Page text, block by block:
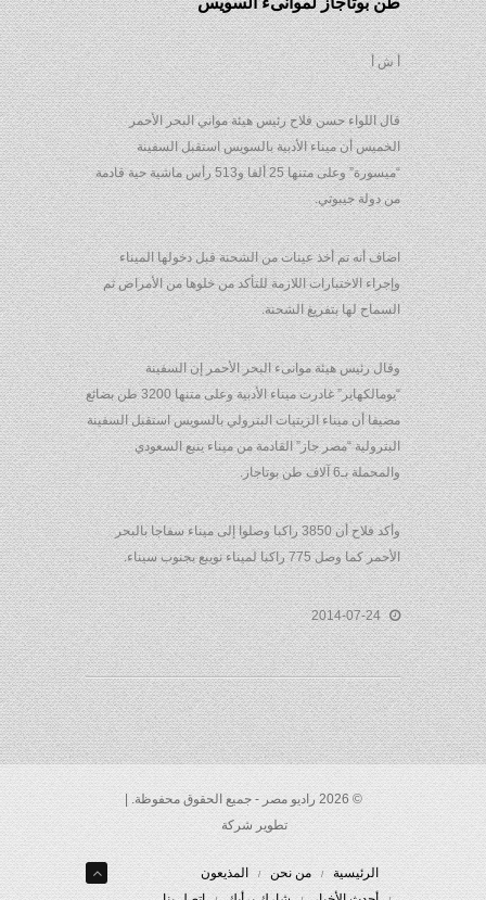
أ ش أ
قال اللواء حسن فلاح رئيس هيئة مواني البحر الأحمر
الخميس أن ميناء الأدبية بالسويس استقبل السفينة
“ميسورة” وعلى متنها 25 ألفا و513 رأس ماشية حية قادمة
من دولة جيبوتي.
اضاف أنه تم أخذ عينات من الشحنة قبل دخولها الميناء
وإجراء الاختبارات اللازمة للتأكد من خلوها من الأمراض ثم
السماح لها بتفريغ الشحنة.
وقال رئيس هيئة موانىء البحر الأحمر إن السفينة
“يومالكهاير” غادرت ميناء الأدبية وعلى متنها 3200 طن بضائع
مضيفا أن ميناء الزيتيات البترولي بالسويس استقبل السفينة
البترولية “مصر جاز” القادمة من ميناء ينبع السعودي
والمحملة بـ6 آلاف طن بوتاجاز.
وأكد فلاح أن 3850 راكبا وصلوا إلى ميناء سفاجا بالبحر
الأحمر كما وصل 775 راكبا لميناء نويبع بجنوب سيناء.
2014-07-24
© 2026 راديو مصر - جميع الحقوق محفوظة. |
تطوير شركة
الرئيسية من نحن
المذيعون